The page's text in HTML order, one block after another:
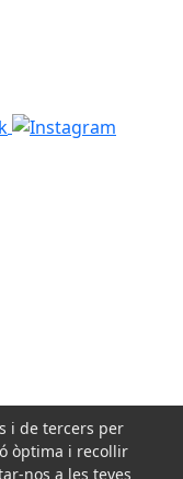
i de tercers per
òptima i recollir
nos a les teves